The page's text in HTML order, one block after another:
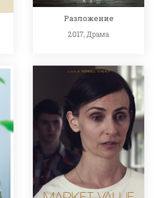
Разложение
2017, Драма